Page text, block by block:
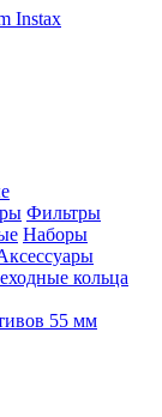
Instax
Фильтры
Наборы
кольца
55 мм